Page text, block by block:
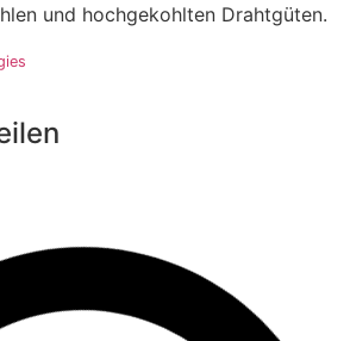
und hochgekohlten Drahtgüten.